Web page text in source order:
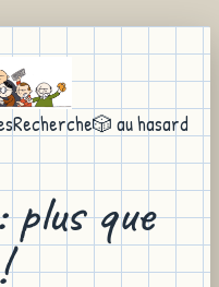
Recherche🎲 au hasard
que